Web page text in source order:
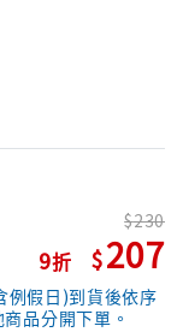
9
230
207
假日)到貨後依序
品分開下單。